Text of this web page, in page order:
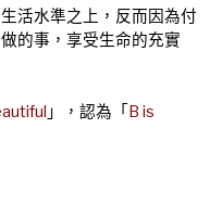
活水準之上，反而因為付
的事，享受生命的充實
」，認為「 B is